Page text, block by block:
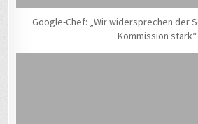
Google-Chef: „Wir widersprechen der
Kommission stark“